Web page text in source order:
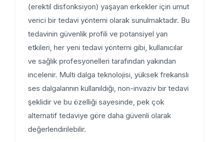
(erektil disfonksiyon) yaşayan erkekler için umut
verici bir tedavi yöntemi olarak sunulmaktadır. Bu
tedavinin güvenlik profili ve potansiyel yan
etkileri, her yeni tedavi yöntemi gibi, kullanıcılar
ve sağlık profesyonelleri tarafından yakından
incelenir. Multi dalga teknolojisi, yüksek frekanslı
ses dalgalarının kullanıldığı, non-invaziv bir tedavi
şeklidir ve bu özelliği sayesinde, pek çok
alternatif tedaviye göre daha güvenli olarak
değerlendirilebilir.